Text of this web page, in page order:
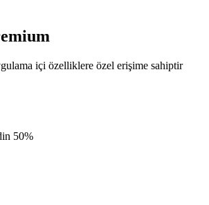
içi özelliklere özel erişime sahiptir
50%